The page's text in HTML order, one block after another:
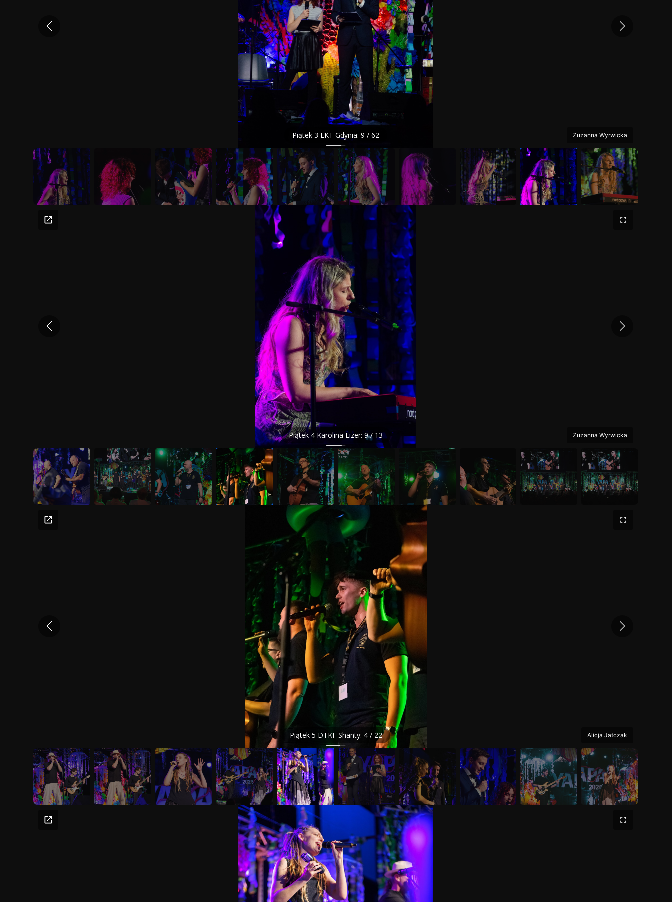
Piątek 3 EKT Gdynia: 9 / 62 Zuzanna Wyrwicka
Piątek 4 Karolina Lizer: 9 / 13 Zuzanna Wyrwicka
Piątek 5 DTKF Shanty: 4 / 22 Alicja Jatczak